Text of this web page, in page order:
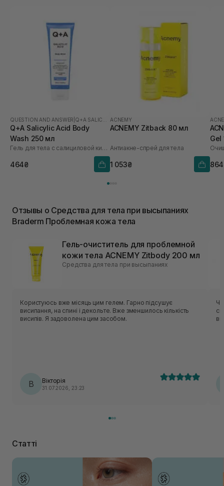
QUESTION AND ANSWER Q+A SALICYLIC ACID
Q+A Salicylic Acid Body
Wash 250 мл
Гель для тела с салициловой кислотой
464₴
ACNEMY
ACNEMY Zitback 80 мл
Антиакне-спрей для тела
1 053₴
Gel
Отзывы о Средства для тела при высыпаниях
Braderm Проблемная кожа тела
Гель-очиститель для проблемной
кожи тела ACNEMY Zitbody 200 мл
Средства для тела при высыпаниях
Користуюсь вже місяць цим гелем. Гарно підсушує
висипання, на спині і декольте. Вже зменшилось кількість
висипів. Я задоволена цим засобом.
В Вікторія
31.07.2026, 23:23
Статті